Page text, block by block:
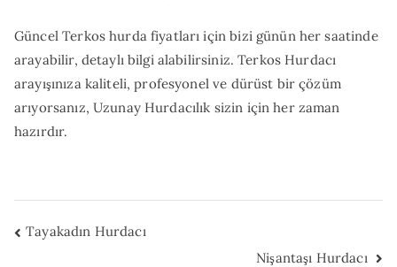
Güncel Terkos hurda fiyatları için bizi günün her saatinde
arayabilir, detaylı bilgi alabilirsiniz. Terkos Hurdacı
arayışınıza kaliteli, profesyonel ve dürüst bir çözüm
arıyorsanız, Uzunay Hurdacılık sizin için her zaman
hazırdır.
Yazı
Tayakadın Hurdacı
Nişantaşı Hurdacı